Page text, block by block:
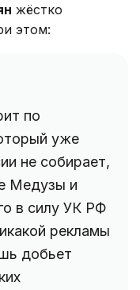
жёстко
этом:
по
уже
не собирает,
Медузы и
в силу УК РФ
рекламы
добьет